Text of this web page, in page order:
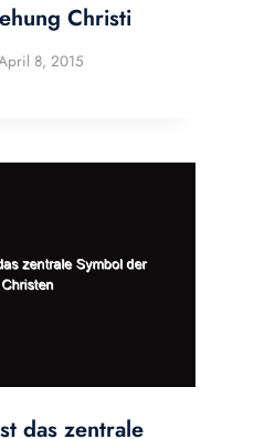
Christi
8, 2015
das zentrale